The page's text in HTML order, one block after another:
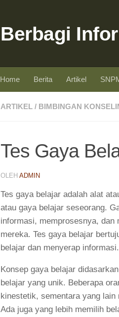
Berbagi
Home Berita Artikel
ARTIKEL / BIMBINGAN
Tes Gaya
OLEH ADMIN
Tes gaya belajar adalah alat
atau gaya belajar seseorang.
informasi, memprosesnya, dan
mereka. Tes gaya belajar
belajar dan menyerap informasi.
Konsep gaya belajar
belajar yang unik. Beberapa
kinestetik, sementara yang lain
Ada juga yang lebih memilih